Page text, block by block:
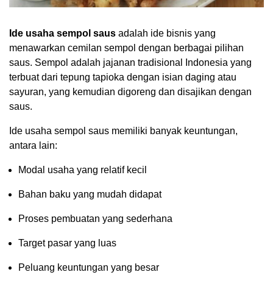
Ide usaha sempol saus adalah ide bisnis yang
menawarkan cemilan sempol dengan berbagai pilihan
saus. Sempol adalah jajanan tradisional Indonesia yang
terbuat dari tepung tapioka dengan isian daging atau
sayuran, yang kemudian digoreng dan disajikan dengan
saus.
Ide usaha sempol saus memiliki banyak keuntungan,
antara lain:
Modal usaha yang relatif kecil
Bahan baku yang mudah didapat
Proses pembuatan yang sederhana
Target pasar yang luas
Peluang keuntungan yang besar